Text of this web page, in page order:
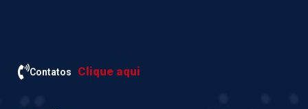
Contatos Clique aqui